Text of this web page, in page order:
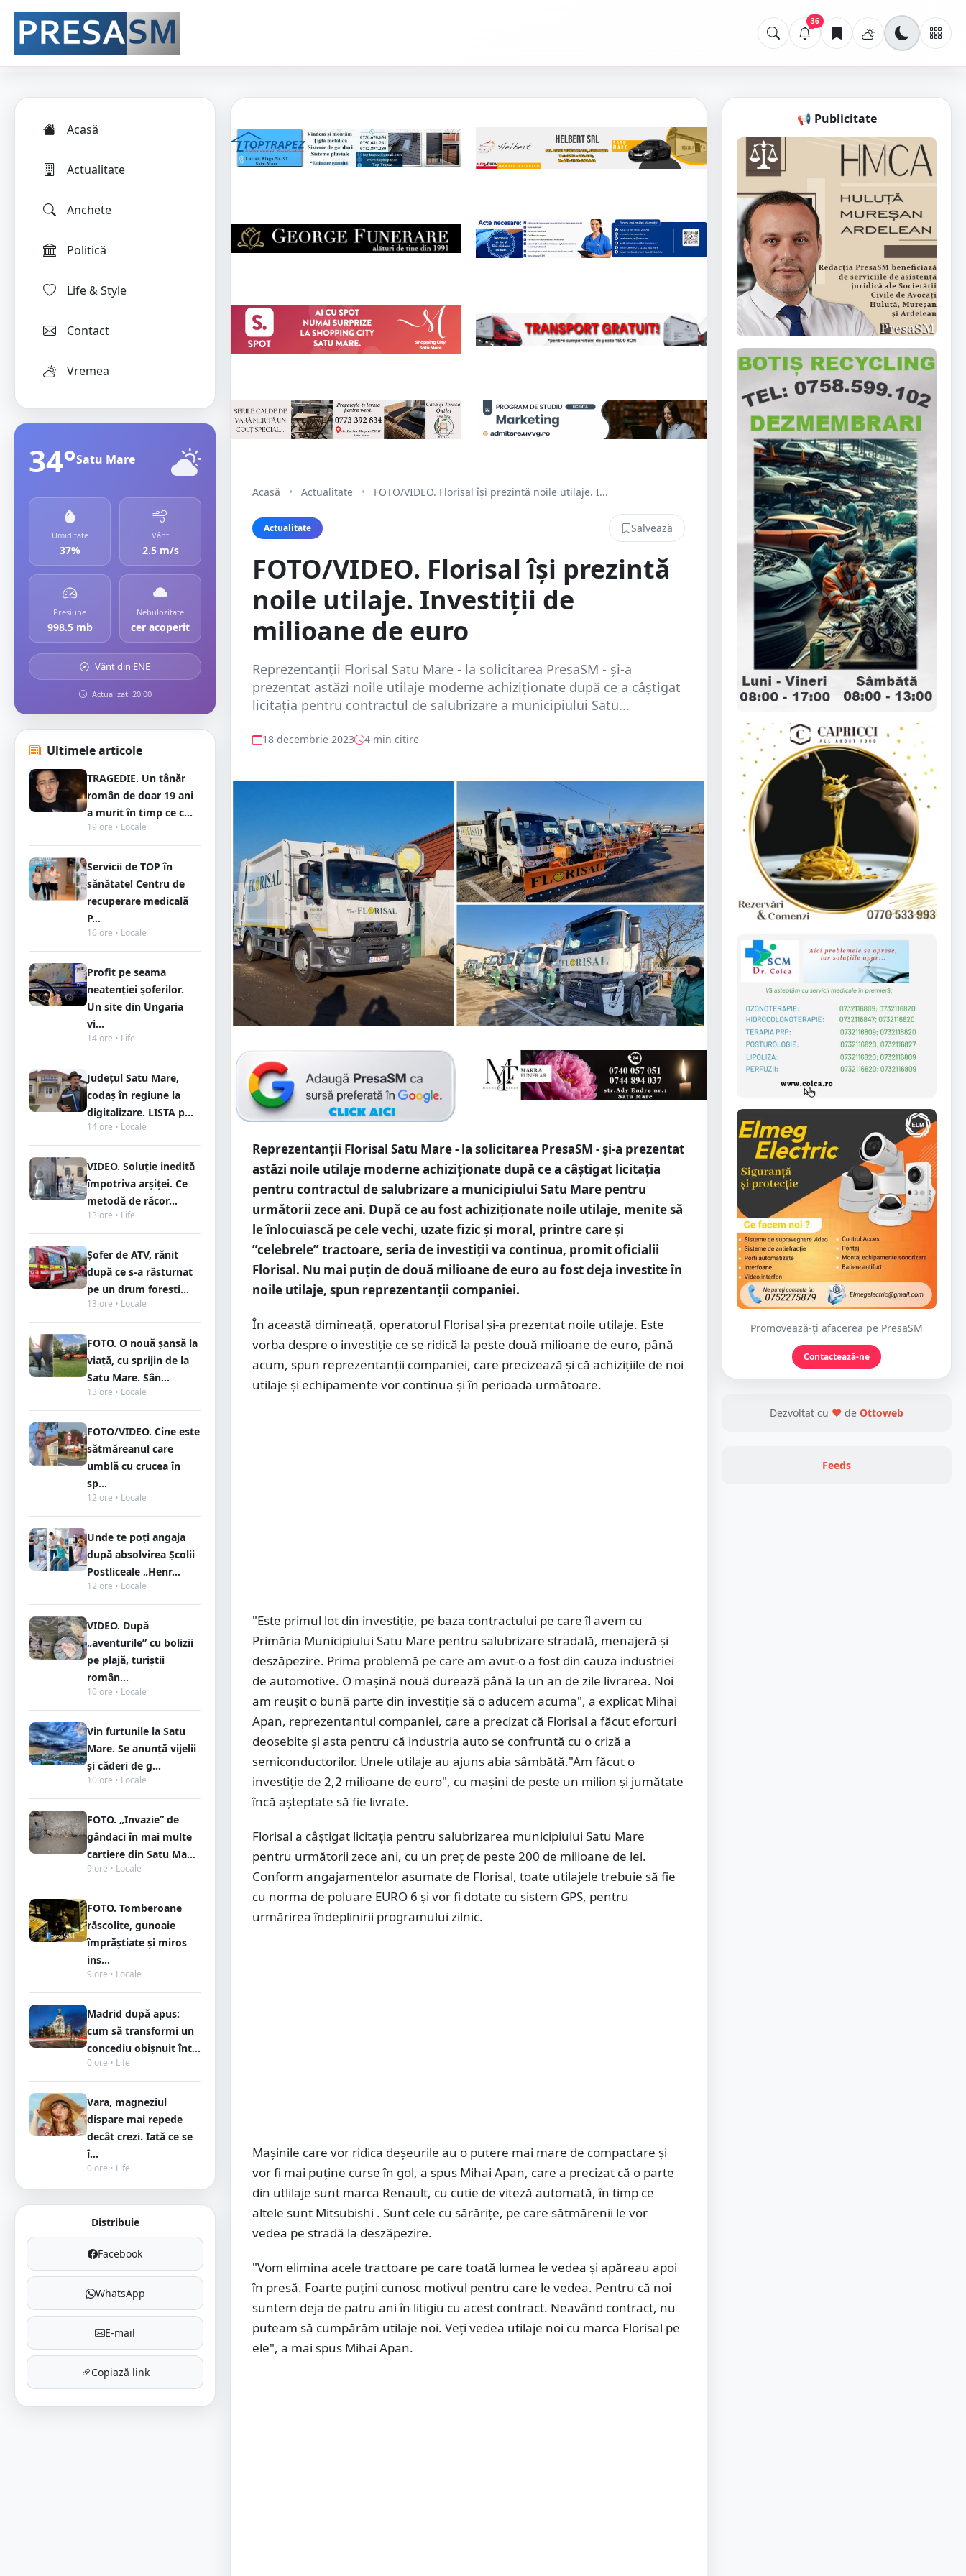
36
Acasă
Actualitate
Anchete
Politică
Life & Style
Contact
Vremea
34°Satu Mare
Umiditate
37%
Vânt
2.5 m/s
Presiune
998.5 mb
Nebulozitate
cer acoperit
Vânt din ENE
Actualizat: 20:00
Ultimele articole
TRAGEDIE. Un tânăr
român de doar 19 ani
a murit în timp ce c...
19 ore • Locale
Servicii de TOP în
sănătate! Centru de
recuperare medicală
P...
16 ore • Locale
Profit pe seama
neatenției șoferilor.
Un site din Ungaria
vi...
14 ore • Life
Județul Satu Mare,
codaș în regiune la
digitalizare. LISTA p...
14 ore • Locale
VIDEO. Soluție inedită
împotriva arșiței. Ce
metodă de răcor...
13 ore • Life
Șofer de ATV, rănit
după ce s-a răsturnat
pe un drum foresti...
13 ore • Locale
FOTO. O nouă șansă la
viață, cu sprijin de la
Satu Mare. Sân...
13 ore • Locale
FOTO/VIDEO. Cine este
sătmăreanul care
umblă cu crucea în
sp...
12 ore • Locale
Unde te poți angaja
după absolvirea Școlii
Postliceale „Henr...
12 ore • Locale
VIDEO. După
„aventurile” cu bolizii
pe plajă, turiștii
român...
10 ore • Locale
Vin furtunile la Satu
Mare. Se anunță vijelii
și căderi de g...
10 ore • Locale
FOTO. „Invazie” de
gândaci în mai multe
cartiere din Satu Ma...
9 ore • Locale
FOTO. Tomberoane
răscolite, gunoaie
împrăștiate și miros
ins...
9 ore • Locale
Madrid după apus:
cum să transformi un
concediu obișnuit înt...
0 ore • Life
Vara, magneziul
dispare mai repede
decât crezi. Iată ce se
î...
0 ore • Life
Distribuie
Facebook
WhatsApp
E-mail
Copiază link
Acasă • Actualitate • FOTO/VIDEO. Florisal își prezintă noile utilaje. I...
Actualitate Salvează
FOTO/VIDEO. Florisal își prezintă
noile utilaje. Investiții de
milioane de euro
Reprezentanții Florisal Satu Mare - la solicitarea PresaSM - și-a
prezentat astăzi noile utilaje moderne achiziționate după ce a câștigat
licitația pentru contractul de salubrizare a municipiului Satu...
18 decembrie 2023 4 min citire
Reprezentanții Florisal Satu Mare - la solicitarea PresaSM - și-a prezentat
astăzi noile utilaje moderne achiziționate după ce a câștigat licitația
pentru contractul de salubrizare a municipiului Satu Mare pentru
următorii zece ani. După ce au fost achiziționate noile utilaje, menite să
le înlocuiască pe cele vechi, uzate fizic și moral, printre care și
”celebrele” tractoare, seria de investiții va continua, promit oficialii
Florisal. Nu mai puțin de două milioane de euro au fost deja investite în
noile utilaje, spun reprezentanții companiei.
În această dimineață, operatorul Florisal și-a prezentat noile utilaje. Este
vorba despre o investiție ce se ridică la peste două milioane de euro, până
acum, spun reprezentanții companiei, care precizează și că achizițiile de noi
utilaje și echipamente vor continua și în perioada următoare.
"Este primul lot din investiție, pe baza contractului pe care îl avem cu
Primăria Municipiului Satu Mare pentru salubrizare stradală, menajeră și
deszăpezire. Prima problemă pe care am avut-o a fost din cauza industriei
de automotive. O mașină nouă durează până la un an de zile livrarea. Noi
am reușit o bună parte din investiție să o aducem acuma", a explicat Mihai
Apan, reprezentantul companiei, care a precizat că Florisal a făcut eforturi
deosebite și asta pentru că industria auto se confruntă cu o criză a
semiconductorilor. Unele utilaje au ajuns abia sâmbătă."Am făcut o
investiție de 2,2 milioane de euro", cu mașini de peste un milion și jumătate
încă așteptate să fie livrate.
Florisal a câștigat licitația pentru salubrizarea municipiului Satu Mare
pentru următorii zece ani, cu un preț de peste 200 de milioane de lei.
Conform angajamentelor asumate de Florisal, toate utilajele trebuie să fie
cu norma de poluare EURO 6 și vor fi dotate cu sistem GPS, pentru
urmărirea îndeplinirii programului zilnic.
Mașinile care vor ridica deșeurile au o putere mai mare de compactare și
vor fi mai puține curse în gol, a spus Mihai Apan, care a precizat că o parte
din utlilaje sunt marca Renault, cu cutie de viteză automată, în timp ce
altele sunt Mitsubishi . Sunt cele cu sărărițe, pe care sătmărenii le vor
vedea pe stradă la deszăpezire.
"Vom elimina acele tractoare pe care toată lumea le vedea și apăreau apoi
în presă. Foarte puțini cunosc motivul pentru care le vedea. Pentru că noi
suntem deja de patru ani în litigiu cu acest contract. Neavând contract, nu
puteam să cumpărăm utilaje noi. Veți vedea utilaje noi cu marca Florisal pe
ele", a mai spus Mihai Apan.
📢 Publicitate
Promovează-ți afacerea pe PresaSM
Contactează-ne
Dezvoltat cu ❤ de Ottoweb
Feeds